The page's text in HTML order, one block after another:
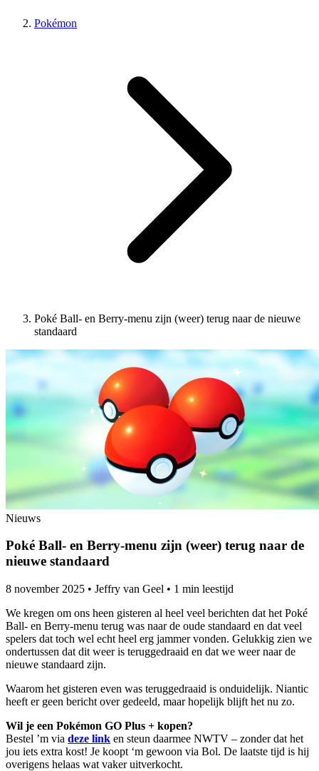
Pokémon
Poké Ball- en Berry-menu zijn (weer) terug naar de nieuwe
standaard
Nieuws
Poké Ball- en Berry-menu zijn (weer) terug naar de
nieuwe standaard
8 november 2025 • Jeffry van Geel • 1 min leestijd
We kregen om ons heen gisteren al heel veel berichten dat het Poké
Ball- en Berry-menu terug was naar de oude standaard en dat veel
spelers dat toch wel echt heel erg jammer vonden. Gelukkig zien we
ondertussen dat dit weer is teruggedraaid en dat we weer naar de
nieuwe standaard zijn.
Waarom het gisteren even was teruggedraaid is onduidelijk. Niantic
heeft er geen bericht over gedeeld, maar hopelijk blijft het nu zo.
Wil je een Pokémon GO Plus + kopen?
Bestel ’m via deze link en steun daarmee NWTV – zonder dat het
jou iets extra kost! Je koopt ‘m gewoon via Bol. De laatste tijd is hij
overigens helaas wat vaker uitverkocht.